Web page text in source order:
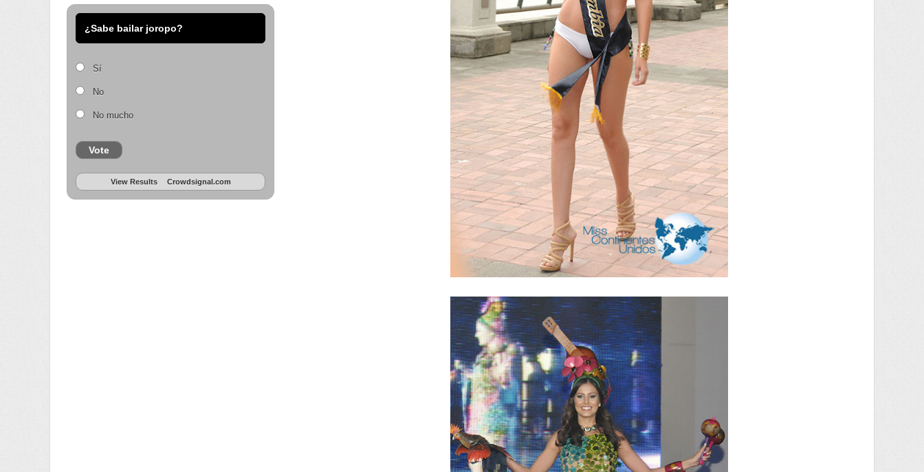
¿Sabe bailar joropo?
Sí
No
No mucho
Vote
View Results Crowdsignal.com